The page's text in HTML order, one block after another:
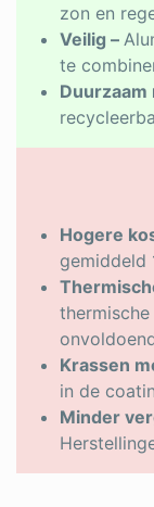
zon en
Veilig –
te
Duurzaam
Hogere
gemiddeld
Krassen
in de
Minder